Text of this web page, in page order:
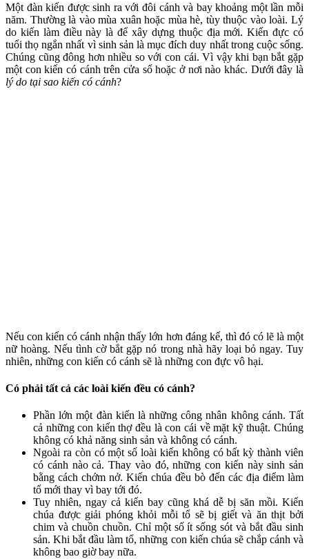
Một đàn kiến được sinh ra với đôi cánh và bay khoảng một lần mỗi
năm. Thường là vào mùa xuân hoặc mùa hè, tùy thuộc vào loài. Lý
do kiến làm điều này là để xây dựng thuộc địa mới. Kiến đực có
tuổi thọ ngắn nhất vì sinh sản là mục đích duy nhất trong cuộc sống.
Chúng cũng đông hơn nhiều so với con cái. Vì vậy khi bạn bắt gặp
một con kiến có cánh trên cửa sổ hoặc ở nơi nào khác. Dưới đây là
lý do tại sao kiến có cánh?
Nếu con kiến có cánh nhận thấy lớn hơn đáng kể, thì đó có lẽ là một
nữ hoàng. Nếu tình cờ bắt gặp nó trong nhà hãy loại bỏ ngay. Tuy
nhiên, những con kiến có cánh sẽ là những con đực vô hại.
Có phải tất cả các loài kiến đều có cánh?
Phần lớn một đàn kiến là những công nhân không cánh. Tất
cả những con kiến thợ đều là con cái về mặt kỹ thuật. Chúng
không có khả năng sinh sản và không có cánh.
Ngoài ra còn có một số loài kiến không có bất kỳ thành viên
có cánh nào cả. Thay vào đó, những con kiến này sinh sản
bằng cách chớm nở. Kiến chúa đều bò đến các địa điểm làm
tổ mới thay vì bay tới đó.
Tuy nhiên, ngay cả kiến bay cũng khá dễ bị săn mồi. Kiến
chúa được giải phóng khỏi mỗi tổ sẽ bị giết và ăn thịt bởi
chim và chuồn chuồn. Chỉ một số ít sống sót và bắt đầu sinh
sản. Khi bắt đầu làm tổ, những con kiến chúa sẽ chắp cánh và
không bao giờ bay nữa.